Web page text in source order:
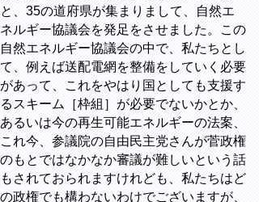
と、35の道府県が集まりまして、自然エ
ネルギー協議会を発足をさせました。この
自然エネルギー協議会の中で、私たちとし
て、例えば送配電網を整備をしていく必要
があって、これをやはり国としても支援す
るスキーム［枠組］が必要でないかとか、
あるいは今の再生可能エネルギーの法案、
これ今、参議院の自由民主党さんが菅政権
のもとではなかなか審議が難しいという話
もされておられますけれども、私たちはど
の政権でも構わないわけでございますが、